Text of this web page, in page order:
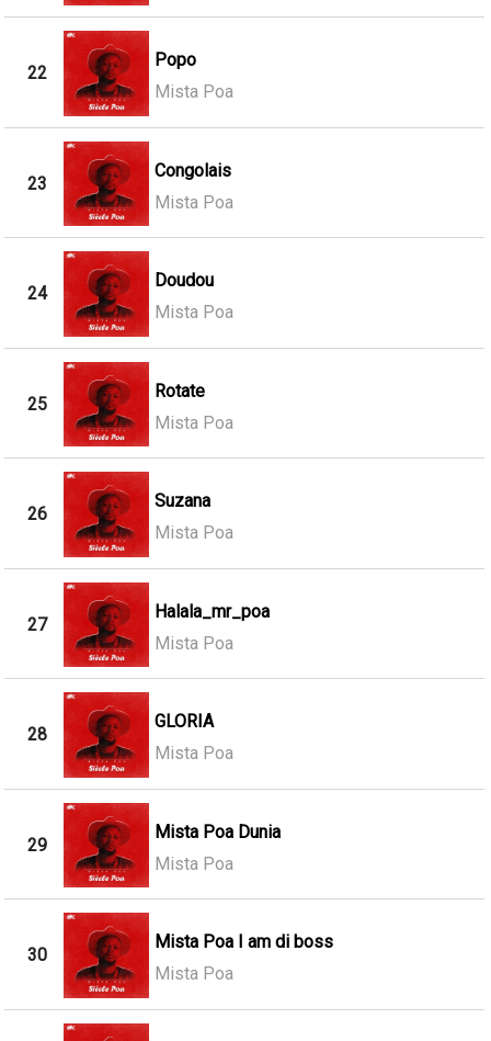
22
Popo
Mista Poa
23
Congolais
Mista Poa
24
Doudou
Mista Poa
25
Rotate
Mista Poa
26
Suzana
Mista Poa
27
Halala_mr_poa
Mista Poa
28
GLORIA
Mista Poa
29
Mista Poa Dunia
Mista Poa
30
Mista Poa I am di boss
Mista Poa